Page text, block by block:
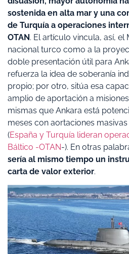
sostenida en alta mar y una
de Turquía a operaciones
OTAN. El artículo vincula, así, el
nacional turco como a la
doble presentación útil para
refuerza la idea de soberanía
propio; por otro, sitúa esa
amplio de aportación a
mismas que Ankara está
meses con aortaciones
(España y Turquía lideran
Báltico -OTAN-). En otras
sería al mismo tiempo un
carta de valor exterior.